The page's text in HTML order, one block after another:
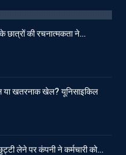
के छात्रों की रचनात्मकता ने…
या खतरनाक खेल? यूनिसाइकिल
लेने पर कंपनी ने कर्मचारी को…